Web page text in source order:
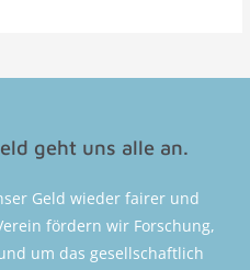
geht uns alle an.
Geld wieder fairer und
fördern wir Forschung,
um das gesellschaftlich